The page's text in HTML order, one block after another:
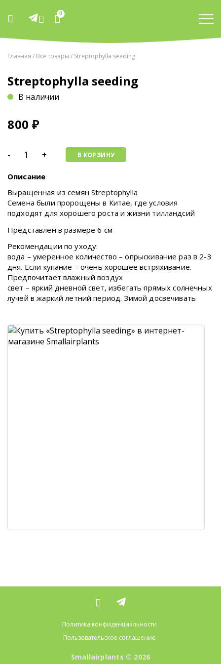
0
Главная / Все товары / Streptophylla seeding
Streptophylla seeding
В наличии
800₽
- + В КОРЗИНУ
Описание
Выращенная из семян Streptophylla
Семена были пророщены в Китае, где условия
подходят для хорошего роста и жизни тилландсий
Представлен в размере 6 см
Рекомендации по уходу:
вода – умеренное количество – опрыскивание раз в 2-3
дня. Если купание – очень хорошее встряхивание.
Предпочитает влажный воздух
свет – яркий дневной свет, избегать прямых солнечных
лучей в жаркий летний период. Зимой досвечивать
Политика конфиденциальности
Пользовательское соглашение
Smallairplants © 2026